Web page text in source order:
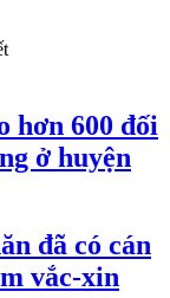
hơn 600 đối
ở huyện
đã có cán
vắc-xin